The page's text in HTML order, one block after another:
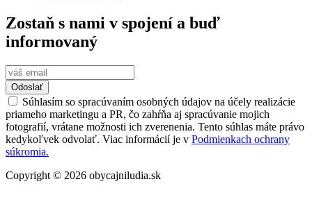
Zostaň s nami v spojení a buď
informovaný
Odoslať
Súhlasím so spracúvaním osobných údajov na účely realizácie
priameho marketingu a PR, čo zahŕňa aj spracúvanie mojich
fotografií, vrátane možnosti ich zverenenia. Tento súhlas máte právo
kedykoľvek odvolať. Viac informácií je v Podmienkach ochrany
súkromia.
Copyright © 2026 obycajniludia.sk